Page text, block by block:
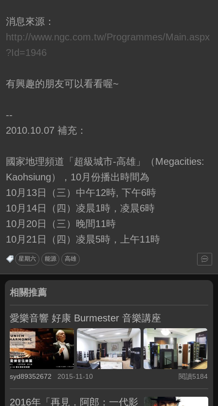
消息來源：
http://www.ngc.com.tw/Programmes/Main.aspx
?Id=1946
有興趣的朋友可以看看喔~
--
2010.10.07 補充：
國家地理頻道「超級城市-高雄」（Megacities:
Kaohsiung），10月份播出時間為
10月13日（三）中午12時, 下午6時
10月14日（四）凌晨1時，凌晨6時
10月20日（三）晚間11時
10月21日（四）凌晨5時，上午11時
星期六 能源 高雄
相關推薦
愛樂音響 好康 Burmester 音樂講座
syd89352672 2015-11-10 閱讀5184
2016年「再見．阿郎：一代影